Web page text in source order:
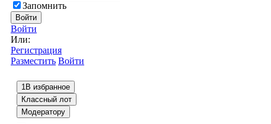
Запомнить
Войти
Войти
Или:
Регистрация
Разместить Войти
1В избранное
Классный лот
Модератору